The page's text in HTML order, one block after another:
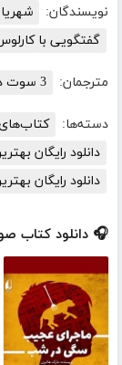
نویسندگان:
گفتگویی با
مترجمان: 3 سوت دانلود
دسته‌ها:
دانلود رایگان
دانلود رایگان
🎧 دانلود کتاب